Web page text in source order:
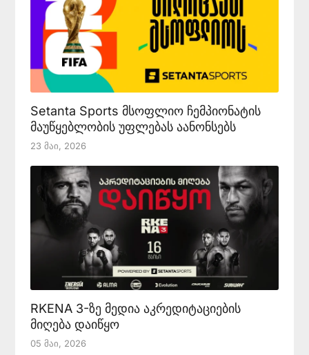
Setanta Sports მსოფლიო ჩემპიონატის
მაუწყებლობის უფლებას აანონსებს
23 Მაი, 2026
RKENA 3-ზე მედია აკრედიტაციების
მიღება დაიწყო
05 Მაი, 2026